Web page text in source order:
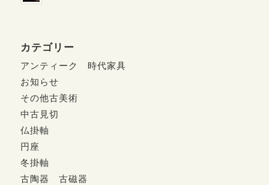
カテゴリー
アンティーク 時代家具
お知らせ
その他古美術
中古見切
仏掛軸
円座
冬掛軸
古陶器 古磁器